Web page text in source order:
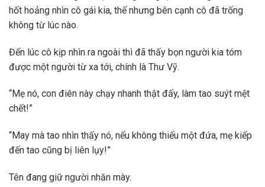
hốt hoảng nhìn cô gái kia, thế nhưng bên cạnh cô đã trống
không từ lúc nào.
Đến lúc cô kịp nhìn ra ngoài thì đã thấy bọn người kia tóm
được một người từ xa tới, chính là Thư Vỹ.
“Mẹ nó, con điên này chạy nhanh thật đấy, làm tao suýt mệt
chết!”
“May mà tao nhìn thấy nó, nếu không thiếu một đứa, mẹ kiếp
đến tao cũng bị liên lụy!”
Tên đang giữ người nhăn mày.